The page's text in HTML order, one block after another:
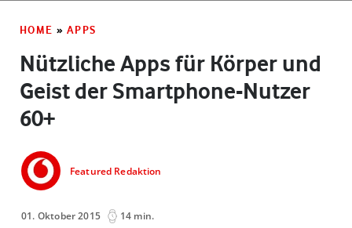
HOME » APPS
Nützliche Apps für Körper und
Geist der Smartphone-Nutzer
60+
Featured Redaktion
01. Oktober 2015 14 min.